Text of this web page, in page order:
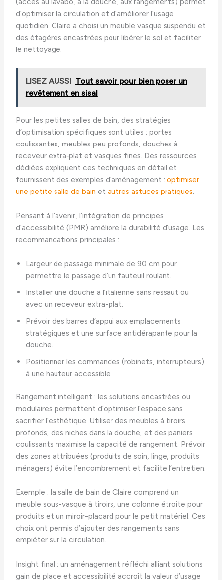
d’optimiser la circulation et d’améliorer l’usage
quotidien. Claire a choisi un meuble vasque suspendu et
des étagères encastrées pour libérer le sol et faciliter
le nettoyage.
LISEZ AUSSI Tout savoir pour bien poser un
revêtement en sisal
Pour les petites salles de bain, des stratégies
d’optimisation spécifiques sont utiles : portes
coulissantes, meubles peu profonds, douches à
receveur extra‑plat et vasques fines. Des ressources
dédiées expliquent ces techniques en détail et
fournissent des exemples d’aménagement :optimiser
une petite salle de bain etautres astuces pratiques.
Pensant à l’avenir, l’intégration de principes
d’accessibilité (PMR) améliore la durabilité d’usage. Les
recommandations principales :
Largeur de passage minimale de 90 cm pour
permettre le passage d’un fauteuil roulant.
Installer une douche à l’italienne sans ressaut ou
avec un receveur extra-plat.
Prévoir des barres d’appui aux emplacements
stratégiques et une surface antidérapante pour la
douche.
Positionner les commandes (robinets, interrupteurs)
à une hauteur accessible.
Rangement intelligent : les solutions encastrées ou
modulaires permettent d’optimiser l’espace sans
sacrifier l’esthétique. Utiliser des meubles à tiroirs
profonds, des niches dans la douche, et des paniers
coulissants maximise la capacité de rangement. Prévoir
des zones attribuées (produits de soin, linge, produits
ménagers) évite l’encombrement et facilite l’entretien.
Exemple : la salle de bain de Claire comprend un
meuble sous-vasque à tiroirs, une colonne étroite pour
produits et un miroir-placard pour le petit matériel. Ces
choix ont permis d’ajouter des rangements sans
empiéter sur la circulation.
Insight final : un aménagement réfléchi alliant solutions
gain de place et accessibilité accroît la valeur d’usage